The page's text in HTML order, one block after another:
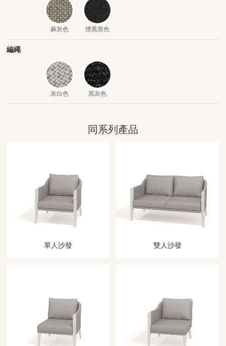
麻灰色 煙熏黑色
編繩
灰白色 黑灰色
同系列產品
單人沙發 雙人沙發